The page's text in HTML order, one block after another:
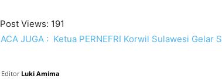
Post Views: 191
JUGA : Ketua PERNEFRI Korwil Sulawesi Gelar
Editor Luki Amima